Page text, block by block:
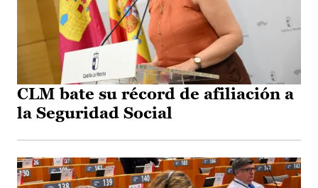
CLM bate su récord de afiliación a
la Seguridad Social